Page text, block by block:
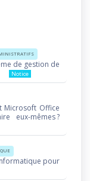
de gestion de
Notice
Microsoft Office
eux-mêmes ?
pour